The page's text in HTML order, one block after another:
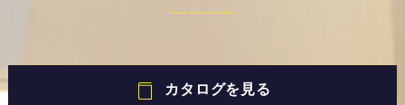
カタログを見る